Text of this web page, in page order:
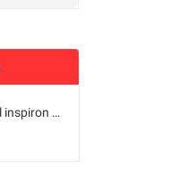
Main dell inspiron N4030 - SLGZR / HM57 - 10212-1 / 09259-2